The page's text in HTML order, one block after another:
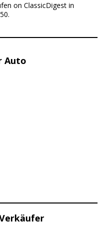
on ClassicDigest in
Auto